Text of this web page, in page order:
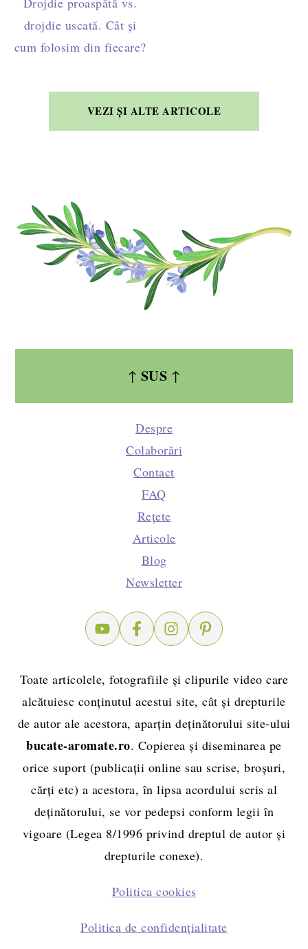
drojdie uscată. Cât și
cum folosim din fiecare?
VEZI ȘI ALTE ARTICOLE
↑ SUS ↑
Despre
Colaborări
Contact
FAQ
Rețete
Articole
Blog
Newsletter
Toate articolele, fotografiile și clipurile video care
alcătuiesc conținutul acestui site, cât și drepturile
de autor ale acestora, aparțin deținătorului site-ului
bucate-aromate.ro. Copierea și diseminarea pe
orice suport (publicații online sau scrise, broșuri,
cărți etc) a acestora, în lipsa acordului scris al
deținătorului, se vor pedepsi conform legii în
vigoare (Legea 8/1996 privind dreptul de autor și
drepturile conexe).
Politica cookies
Politica de confidențialitate